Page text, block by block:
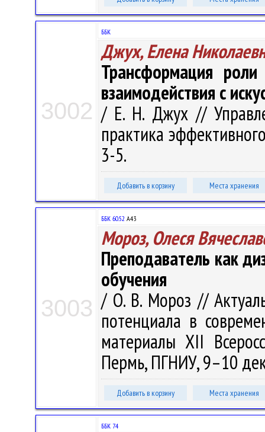
3002
ББК
Джух, Елена
Трансформация роли
взаимодействия с
/ Е. Н. Джух //
практика
3-5.
Добавить в корзину Места хранения
3003
ББК 60.52 А43
Мороз, Олеся
Преподаватель как
обучения
/ О. В. Мороз //
потенциала в
материалы XII
Пермь, ПГНИУ, 9–10
Добавить в корзину Места хранения
ББК 74